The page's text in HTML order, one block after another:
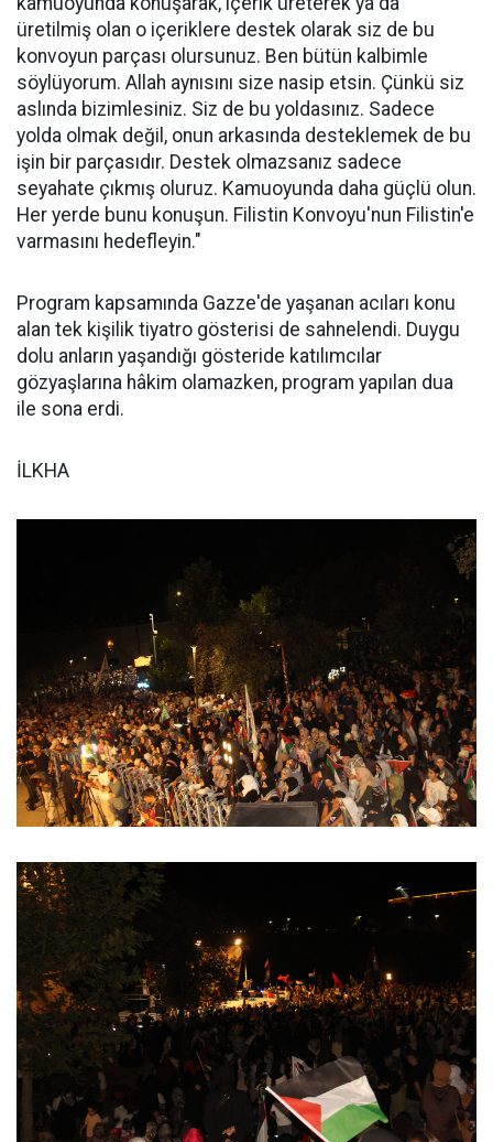
üretilmiş olan o içeriklere destek olarak siz de bu
konvoyun parçası olursunuz. Ben bütün kalbimle
söylüyorum. Allah aynısını size nasip etsin. Çünkü siz
aslında bizimlesiniz. Siz de bu yoldasınız. Sadece
yolda olmak değil, onun arkasında desteklemek de bu
işin bir parçasıdır. Destek olmazsanız sadece
seyahate çıkmış oluruz. Kamuoyunda daha güçlü olun.
Her yerde bunu konuşun. Filistin Konvoyu'nun Filistin'e
varmasını hedefleyin."
Program kapsamında Gazze'de yaşanan acıları konu
alan tek kişilik tiyatro gösterisi de sahnelendi. Duygu
dolu anların yaşandığı gösteride katılımcılar
gözyaşlarına hâkim olamazken, program yapılan dua
ile sona erdi.
İLKHA